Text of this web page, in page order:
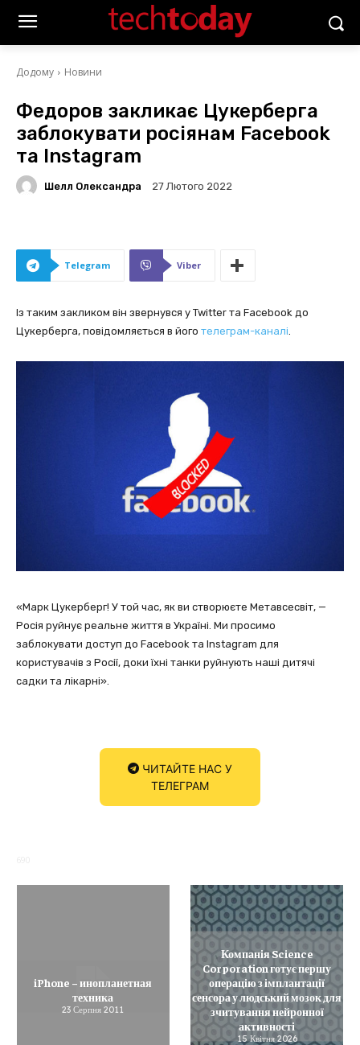
Додому Новини
Федоров закликає Цукерберга
заблокувати росіянам Facebook
та Instagram
Шелл Олександра 27 Лютого 2022
Telegram Viber
Із таким закликом він звернувся у Twitter та Facebook до
Цукерберга, повідомляється в його телеграм-каналі.
«Марк Цукерберг! У той час, як ви створюєте Метавсесвіт, —
Росія руйнує реальне життя в Україні. Ми просимо
заблокувати доступ до Facebook та Instagram для
користувачів з Росії, доки їхні танки руйнують наші дитячі
садки та лікарні».
ЧИТАЙТЕ НАС У
ТЕЛЕГРАМ
iPhone – инопланетная
техника
23 Серпня 2011
Компанія Science
Corporation готує першу
операцію з імплантації
сенсора у людський мозок для
зчитування нейронної
активності
15 Квітня 2026